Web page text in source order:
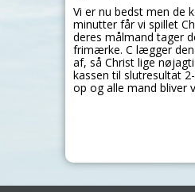
Vi er nu bedst men de
minutter får vi spillet
deres målmand tager
frimærke. C lægger
af, så Christ lige
kassen til slutresultat
op og alle mand bliver